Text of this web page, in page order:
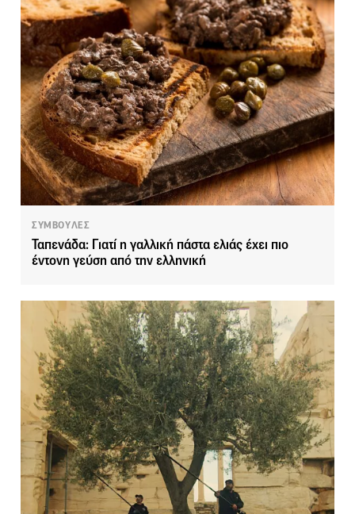
ΣΥΜΒΟΥΛΕΣ
Ταπενάδα: Γιατί η γαλλική πάστα ελιάς έχει πιο
έντονη γεύση από την ελληνική